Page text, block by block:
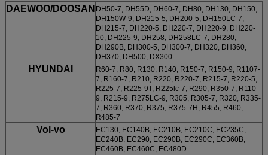
DAEWOO/DOOSAN DH50-7, DH55D, DH60-7, DH80, DH130, DH150,
DH150W-9, DH215-5, DH200-5, DH150LC-7,
DH215-7, DH220-5, DH220-7, DH220-9, DH220-
10, DH225-9, DH258, DH258LC-7, DH280,
DH290B, DH300-5, DH300-7, DH320, DH360,
DH370, DH500, DX300
HYUNDAI
R60-7, R80, R130, R140, R150-7, R150-9, R1107-
7, R160-7, R210, R220, R220-7, R215-7, R220-5,
R225-7, R225-9T, R225lc-7, R290, R350-7, R110-
9, R215-9, R275LC-9, R305, R305-7, R320, R335-
7, R360, R370, R375, R375-7H, R455, R460,
R485-7
Vol-vo
EC130, EC140B, EC210B, EC210C, EC235C,
EC240B, EC290, EC290B, EC290C, EC360B,
EC460B, EC460C, EC480D